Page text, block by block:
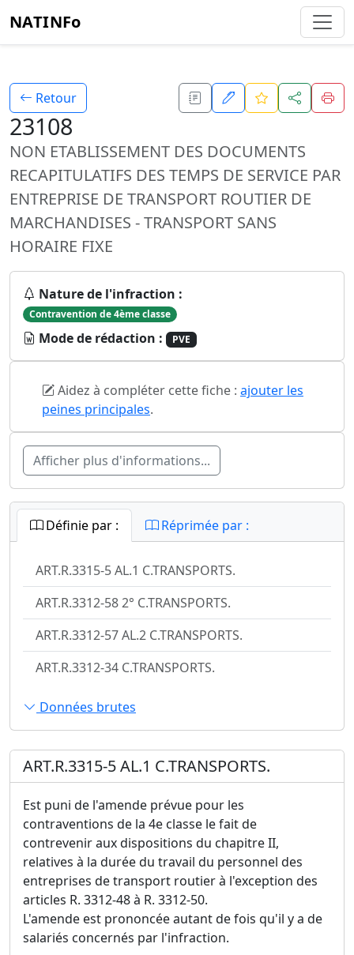
NATINFo
Retour
23108
NON ETABLISSEMENT DES DOCUMENTS
RECAPITULATIFS DES TEMPS DE SERVICE PAR
ENTREPRISE DE TRANSPORT ROUTIER DE
MARCHANDISES - TRANSPORT SANS
HORAIRE FIXE
Nature de l'infraction :
Contravention de 4ème classe
Mode de rédaction : PVE
Aidez à compléter cette fiche : ajouter les
peines principales.
Afficher plus d'informations...
Définie par : Réprimée par :
ART.R.3315-5 AL.1 C.TRANSPORTS.
ART.R.3312-58 2° C.TRANSPORTS.
ART.R.3312-57 AL.2 C.TRANSPORTS.
ART.R.3312-34 C.TRANSPORTS.
Données brutes
ART.R.3315-5 AL.1 C.TRANSPORTS.
Est puni de l'amende prévue pour les
contraventions de la 4e classe le fait de
contrevenir aux dispositions du chapitre II,
relatives à la durée du travail du personnel des
entreprises de transport routier à l'exception des
articles R. 3312-48 à R. 3312-50.
L'amende est prononcée autant de fois qu'il y a de
salariés concernés par l'infraction.